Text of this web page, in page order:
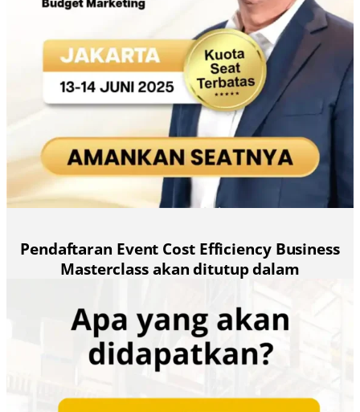
Pendaftaran Event Cost Efficiency Business
Masterclass akan ditutup dalam